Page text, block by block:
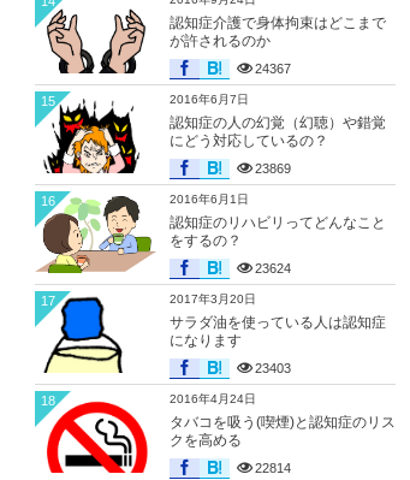
認知症介護で身体拘束はどこまで
が許されるのか
24367
2016年6月7日
認知症の人の幻覚（幻聴）や錯覚
にどう対応しているの？
23869
15
2016年6月1日
認知症のリハビリってどんなこと
をするの？
23624
16
2017年3月20日
サラダ油を使っている人は認知症
になります
23403
17
2016年4月24日
タバコを吸う(喫煙)と認知症のリス
クを高める
22814
18